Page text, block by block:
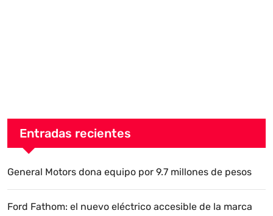
Entradas recientes
General Motors dona equipo por 9.7 millones de pesos
Ford Fathom: el nuevo eléctrico accesible de la marca